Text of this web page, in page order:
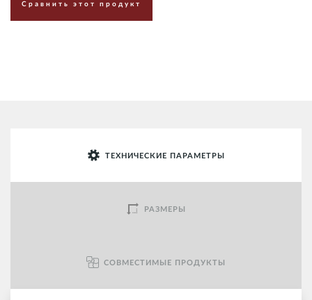
Сравнить этот продукт
ТЕХНИЧЕСКИЕ ПАРАМЕТРЫ
РАЗМЕРЫ
СОВМЕСТИМЫЕ ПРОДУКТЫ